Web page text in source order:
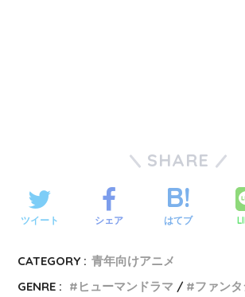
SHARE
ツイート シェア はてブ
CATEGORY : 青年向けアニメ
GENRE :
ヒューマンドラマ ファン